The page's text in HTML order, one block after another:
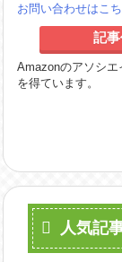
お問い合わせはこ
記
Amazonのアソシエ
を得ています。
人気記